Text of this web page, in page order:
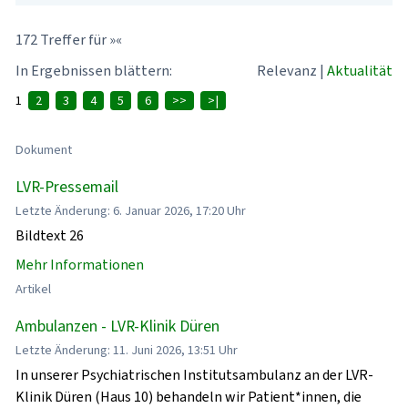
172 Treffer für »«
In Ergebnissen blättern:
Relevanz | Aktualität
1 2 3 4 5 6 >> >|
Dokument
LVR-Pressemail
Letzte Änderung: 6. Januar 2026, 17:20 Uhr
Bildtext 26
Mehr Informationen
Artikel
Ambulanzen - LVR-Klinik Düren
Letzte Änderung: 11. Juni 2026, 13:51 Uhr
In unserer Psychiatrischen Institutsambulanz an der LVR-
Klinik Düren (Haus 10) behandeln wir Patient*innen, die